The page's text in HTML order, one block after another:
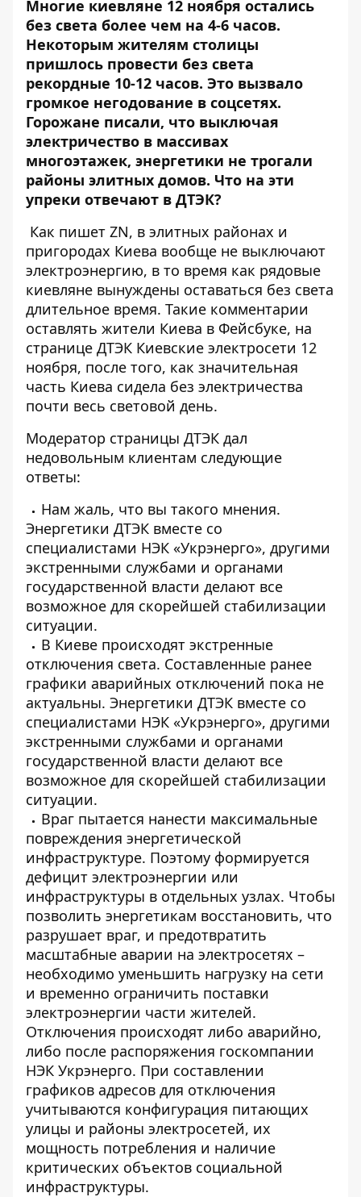
Многие киевляне 12 ноября остались
без света более чем на 4-6 часов.
Некоторым жителям столицы
пришлось провести без света
рекордные 10-12 часов. Это вызвало
громкое негодование в соцсетях.
Горожане писали, что выключая
электричество в массивах
многоэтажек, энергетики не трогали
районы элитных домов. Что на эти
упреки отвечают в ДТЭК?
Как пишет ZN, в элитных районах и
пригородах Киева вообще не выключают
электроэнергию, в то время как рядовые
киевляне вынуждены оставаться без света
длительное время. Такие комментарии
оставлять жители Киева в Фейсбуке, на
странице ДТЭК Киевские электросети 12
ноября, после того, как значительная
часть Киева сидела без электричества
почти весь световой день.
Модератор страницы ДТЭК дал
недовольным клиентам следующие
ответы:
Нам жаль, что вы такого мнения.
Энергетики ДТЭК вместе со
специалистами НЭК «Укрэнерго», другими
экстренными службами и органами
государственной власти делают все
возможное для скорейшей стабилизации
ситуации.
В Киеве происходят экстренные
отключения света. Составленные ранее
графики аварийных отключений пока не
актуальны. Энергетики ДТЭК вместе со
специалистами НЭК «Укрэнерго», другими
экстренными службами и органами
государственной власти делают все
возможное для скорейшей стабилизации
ситуации.
Враг пытается нанести максимальные
повреждения энергетической
инфраструктуре. Поэтому формируется
дефицит электроэнергии или
инфраструктуры в отдельных узлах. Чтобы
позволить энергетикам восстановить, что
разрушает враг, и предотвратить
масштабные аварии на электросетях –
необходимо уменьшить нагрузку на сети
и временно ограничить поставки
электроэнергии части жителей.
Отключения происходят либо аварийно,
либо после распоряжения госкомпании
НЭК Укрэнерго. При составлении
графиков адресов для отключения
учитываются конфигурация питающих
улицы и районы электросетей, их
мощность потребления и наличие
критических объектов социальной
инфраструктуры.